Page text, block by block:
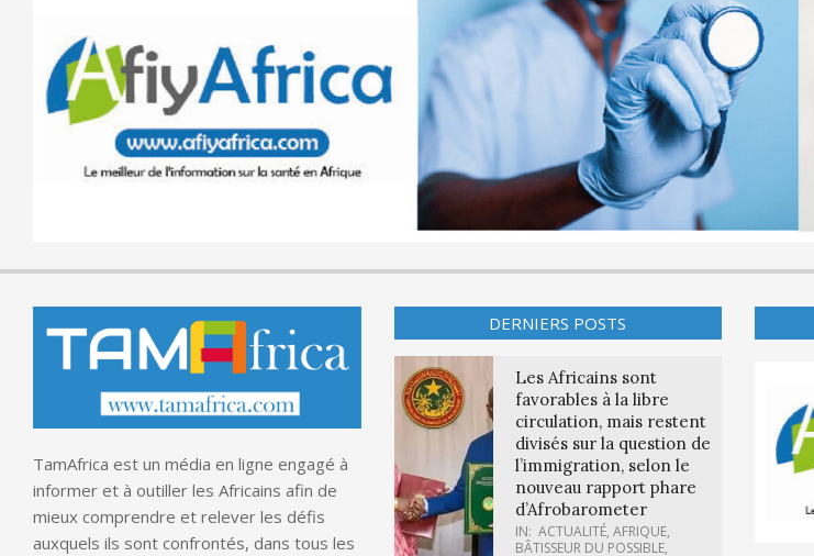
TamAfrica est un média en ligne engagé à
informer et à outiller les Africains afin de
mieux comprendre et relever les défis
auxquels ils sont confrontés, dans tous les
DERNIERS POSTS
Les Africains sont
favorables à la libre
circulation, mais restent
divisés sur la question de
l’immigration, selon le
nouveau rapport phare
d’Afrobarometer
IN: ACTUALITÉ, AFRIQUE,
BÂTISSEUR DU POSSIBLE,